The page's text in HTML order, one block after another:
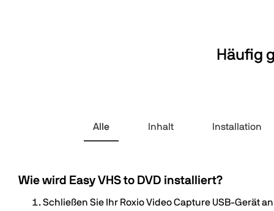
Häufig
Alle Inhalt Installation
Wie wird Easy VHS to DVD installiert?
Schließen Sie Ihr Roxio Video Capture USB-Gerät